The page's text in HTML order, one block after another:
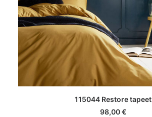
LISA KORVI
115044 Restore tapeet
98,00€